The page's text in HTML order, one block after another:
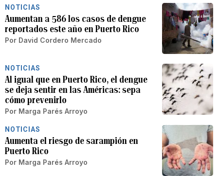
NOTICIAS
Aumentan a 586 los casos de dengue
reportados este año en Puerto Rico
Por David Cordero Mercado
NOTICIAS
Al igual que en Puerto Rico, el dengue
se deja sentir en las Américas: sepa
cómo prevenirlo
Por Marga Parés Arroyo
NOTICIAS
Aumenta el riesgo de sarampión en
Puerto Rico
Por Marga Parés Arroyo